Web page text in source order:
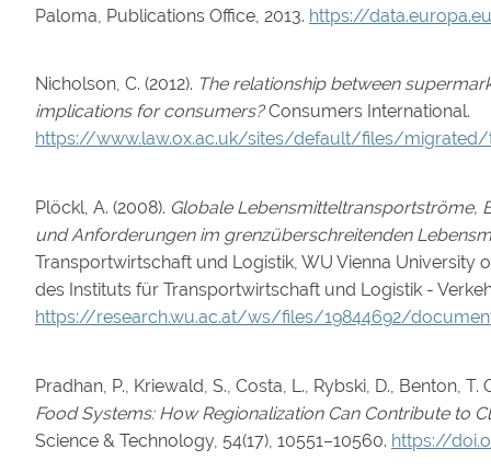
Paloma, Publications Office, 2013. https://
Nicholson, C. (2012). The relationship between
implications for consumers?Consumers International.
https://www.law.ox.ac.uk/sites/default/files/migrated/
Plöckl, A. (2008). Globale Lebensmitteltransportströme,
und Anforderungen im grenzüberschreitenden
Transportwirtschaft und Logistik, WU Vienna University
des Instituts für Transportwirtschaft und Logistik -
https://research.wu.ac.at/ws/files/19844692/
Pradhan, P., Kriewald, S., Costa, L., Rybski, D., Benton, T.
Food Systems: How Regionalization Can Contribute to
Science & Technology, 54(17), 10551–10560. https://